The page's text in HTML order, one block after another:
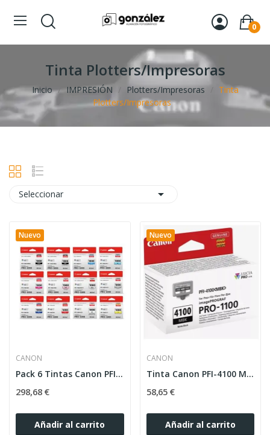
0
Tinta Plotters/Impresoras
Inicio IMPRESIÓN Plotters/Impresoras
Tinta
Plotters/Impresoras
Seleccionar 
Nuevo
CANON
Pack 6 Tintas Canon PFI-1000 80ml Originales
298,68 €
Añadir al carrito
Nuevo
CANON
Tinta Canon PFI-4100 Matte Black Original
58,65 €
Añadir al carrito